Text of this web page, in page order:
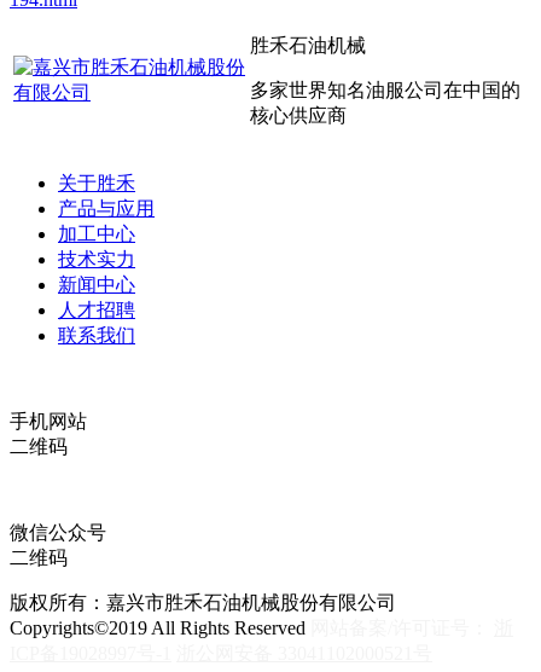
胜禾石油机械
多家世界知名油服公司在中国的
核心供应商
关于胜禾
产品与应用
加工中心
技术实力
新闻中心
人才招聘
联系我们
手机网站
二维码
微信公众号
二维码
版权所有：嘉兴市胜禾石油机械股份有限公司
Copyrights©2019 All Rights Reserved